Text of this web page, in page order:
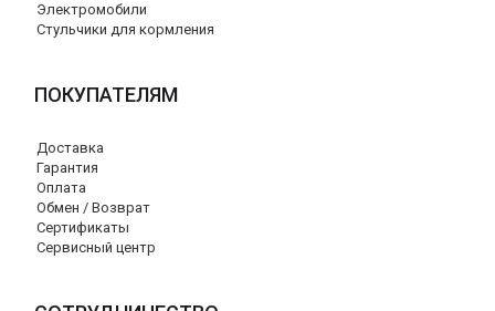
Электромобили
Стульчики для кормления
ПОКУПАТЕЛЯМ
Доставка
Гарантия
Оплата
Обмен / Возврат
Сертификаты
Сервисный центр